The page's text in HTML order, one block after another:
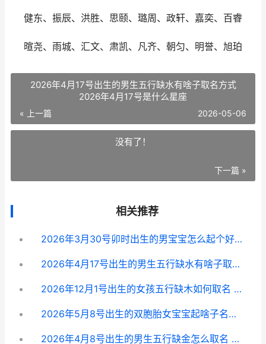
健东、振辰、洪胜、思颐、璐周、政轩、嘉奕、百睿
暄尧、雨城、汇文、肃凯、凡齐、朝匀、明誉、旭珀
2026年4月17号出生的男生五行缺水有啥子取名方式
2026年4月17号是什么星座
« 上一篇 2026-05-06
没有了！
下一篇 »
相关推荐
2026年3月30号卯时出生的男宝宝怎么起个好名字 2026年阳历3月30日农历几月几初几?
2026年4月17号出生的男生五行缺水有啥子取名方式 2026年4月17号是什么星座
2026年12月1号出生的女孩五行缺木如何取名 2026年12月1号出生女孩名字叫邹语彤好吗
2026年5月8号出生的双胞胎女宝宝起啥子名字好听 2026年的5月8号是阴历初几
2026年4月8号出生的男生五行缺金怎么取名 2026年4月8日出生的宝宝是什么命